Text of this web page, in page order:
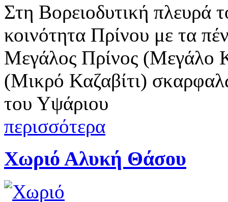
Στη Βορειοδυτική πλευρά
κοινότητα Πρίνου με τα
Μεγάλος Πρίνος (Μεγάλο
(Μικρό Καζαβίτι)
του Υψάριου
περισσότερα
Χωριό Αλυκή Θάσου